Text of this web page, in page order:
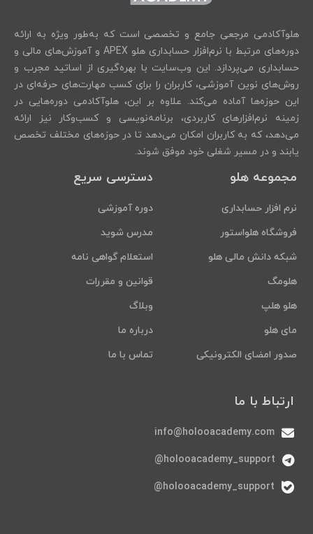
هلوآکادمی مرجعی جامع و تخصصی است که به‌طور ویژه به ارائه
دوره‌های مرتبط با نرم‌افزار حسابداری هلو APEX و آموزش‌های مالی و
حسابداری می‌پردازد. این وب‌سایت با بهره‌گیری از اساتید مجرب و
روش‌های نوین آموزشی، کاربران را برای کسب مهارت‌های حرفه‌ای در
این حوزه‌ها آماده می‌کند. علاوه بر این، هلوآکادمی دوره‌هایی در
زمینه نرم‌افزارهای کاربردی، برنامه‌نویسی و کسب‌وکار نیز ارائه
می‌دهد، که به کاربران امکان می‌دهد تا در حوزه‌های مختلف تخصص
یابند و در مسیر شغلی خود موفق شوند.
مجموعه هلو
نرم افزار حسابداری
فروشگاه هلواستور
شبکه دانش مالی هلو
هلومگ
هلو هلپ
مای هلو
صدور امضای الکترونیکی
دسترسی سریع
دوره آموزشی
مدرس شوید
استعلام گواهی نامه
قوانین و مقررات
وبلاگ
درباره ما
تماس با ما
ارتباط با ما
info@holooacademy.com
holooacademy_support@
holooacademy_support@